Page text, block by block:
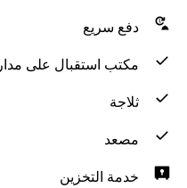
دفع سريع
مكتب استقبال على مدار 24 ساعة
ثلاجة
مصعد
خدمة التخزين